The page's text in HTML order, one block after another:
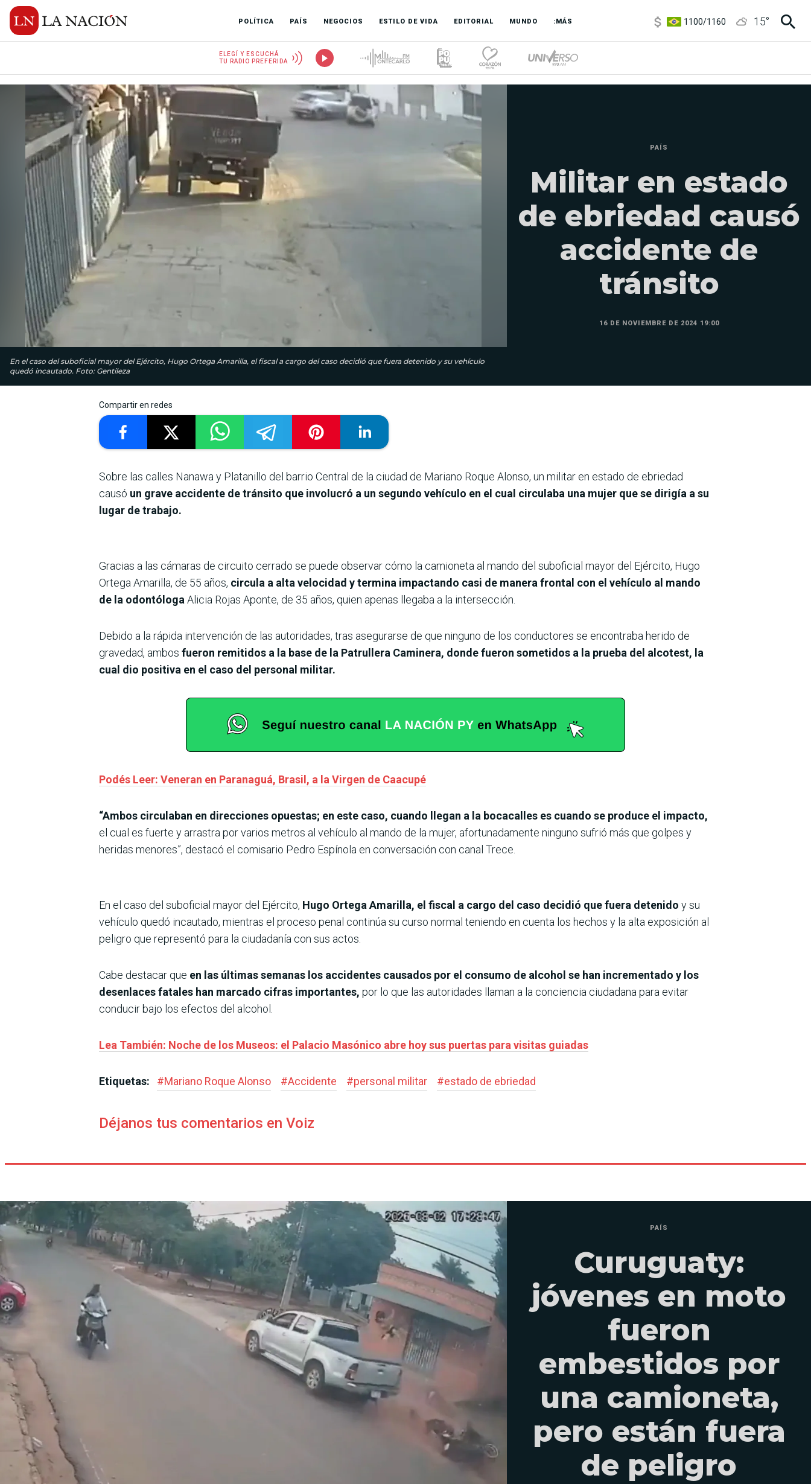
POLÍTICA PAÍS NEGOCIOS ESTILO DE VIDA EDITORIAL MUNDO :MÁS
3,8/4
6850/7200
15°
ELEGÍ Y ESCUCHÁ
TU RADIO PREFERIDA
En el caso del suboficial mayor del Ejército, Hugo Ortega Amarilla, el fiscal a cargo del caso decidió que fuera detenido y su vehículo
quedó incautado. Foto: Gentileza
PAÍS
Militar en estado
de ebriedad causó
accidente de
tránsito
16 DE NOVIEMBRE DE 2024 19:00
Compartir en redes
Sobre las calles Nanawa y Platanillo del barrio Central de la ciudad de Mariano Roque Alonso, un militar en estado de ebriedad
causó un grave accidente de tránsito que involucró a un segundo vehículo en el cual circulaba una mujer que se dirigía a su
lugar de trabajo.
Gracias a las cámaras de circuito cerrado se puede observar cómo la camioneta al mando del suboficial mayor del Ejército, Hugo
Ortega Amarilla, de 55 años, circula a alta velocidad y termina impactando casi de manera frontal con el vehículo al mando
de la odontóloga Alicia Rojas Aponte, de 35 años, quien apenas llegaba a la intersección.
Debido a la rápida intervención de las autoridades, tras asegurarse de que ninguno de los conductores se encontraba herido de
gravedad, ambos fueron remitidos a la base de la Patrullera Caminera, donde fueron sometidos a la prueba del alcotest, la
cual dio positiva en el caso del personal militar.
Podés Leer: Veneran en Paranaguá, Brasil, a la Virgen de Caacupé
“Ambos circulaban en direcciones opuestas; en este caso, cuando llegan a la bocacalles es cuando se produce el impacto,
el cual es fuerte y arrastra por varios metros al vehículo al mando de la mujer, afortunadamente ninguno sufrió más que golpes y
heridas menores”, destacó el comisario Pedro Espínola en conversación con canal Trece.
En el caso del suboficial mayor del Ejército, Hugo Ortega Amarilla, el fiscal a cargo del caso decidió que fuera detenido y su
vehículo quedó incautado, mientras el proceso penal continúa su curso normal teniendo en cuenta los hechos y la alta exposición al
peligro que representó para la ciudadanía con sus actos.
Cabe destacar que en las últimas semanas los accidentes causados por el consumo de alcohol se han incrementado y los
desenlaces fatales han marcado cifras importantes, por lo que las autoridades llaman a la conciencia ciudadana para evitar
conducir bajo los efectos del alcohol.
Lea También: Noche de los Museos: el Palacio Masónico abre hoy sus puertas para visitas guiadas
Etiquetas: #Mariano Roque Alonso #Accidente #personal militar #estado de ebriedad
Déjanos tus comentarios en Voiz
PAÍS
Curuguaty:
jóvenes en moto
fueron
embestidos por
una camioneta,
pero están fuera
de peligro